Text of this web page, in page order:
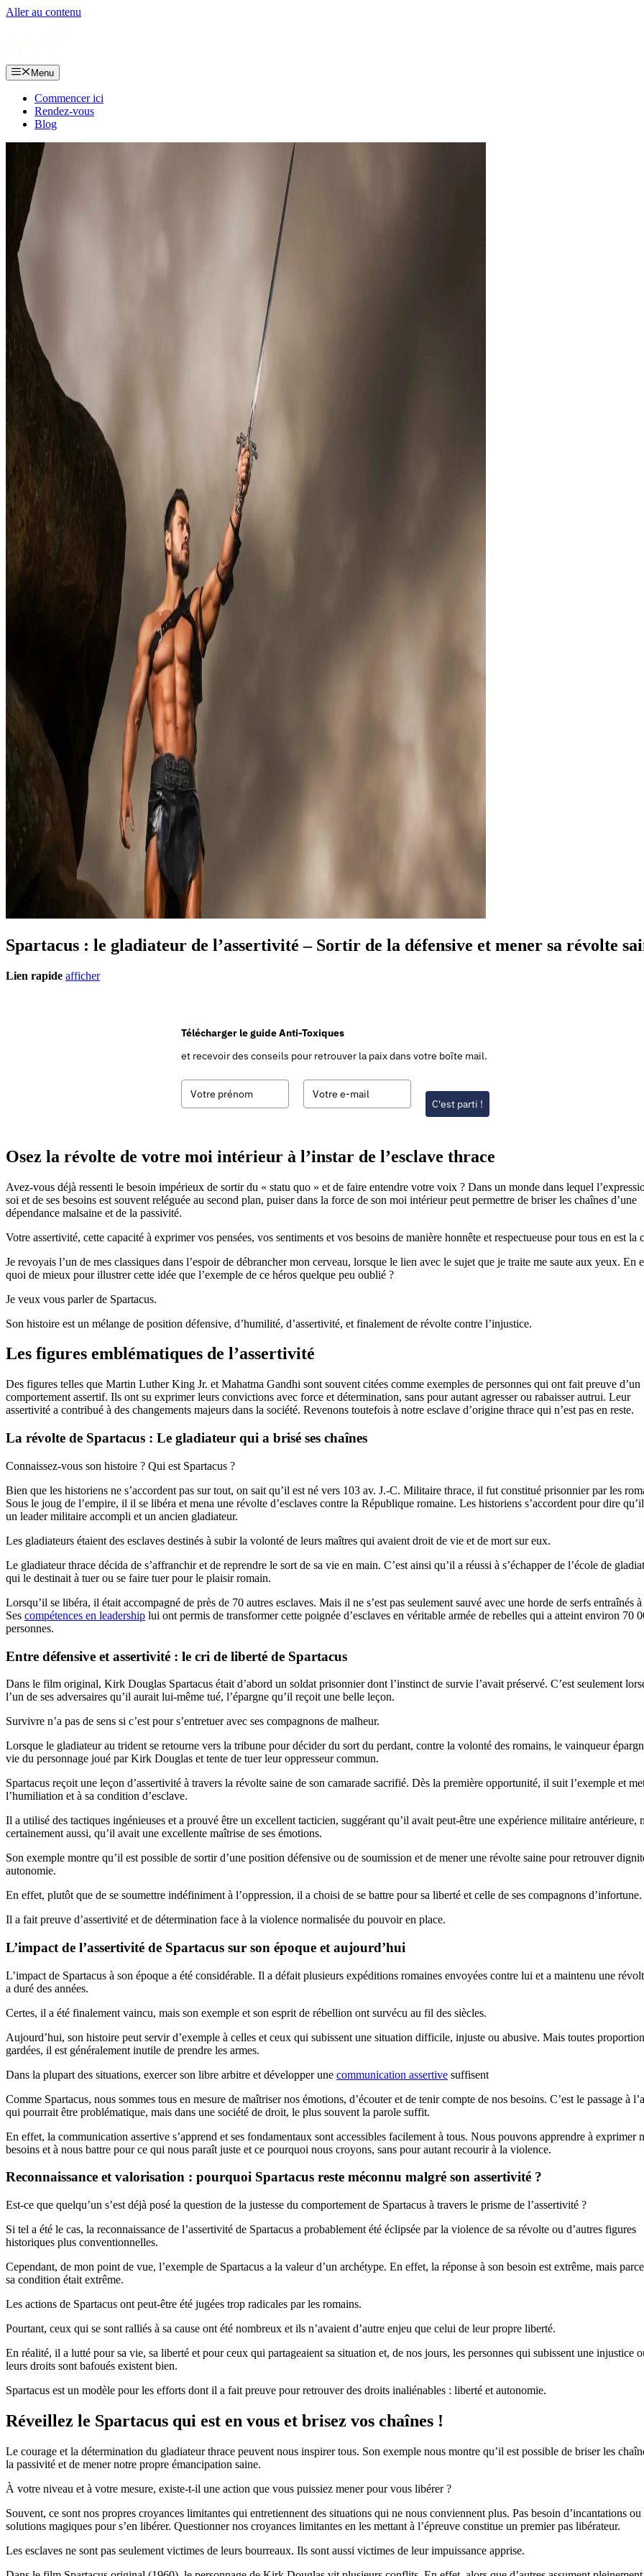
Aller au contenu
Menu
Commencer ici
Rendez-vous
Blog
Spartacus : le gladiateur de l’assertivité – Sortir de la défensive et mener sa révolte
Lien rapide afficher
Télécharger le guide Anti-Toxiques
et recevoir des conseils pour retrouver la paix dans votre boîte mail.
C'est parti !
Osez la révolte de votre moi intérieur à l’instar de l’esclave thrace
Avez-vous déjà ressenti le besoin impérieux de sortir du « statu quo » et de faire entendre votre voix ? Dans un monde dans lequel
soi et de ses besoins est souvent reléguée au second plan, puiser dans la force de son moi intérieur peut permettre de briser les chaînes d’une
dépendance malsaine et de la passivité.
Votre assertivité, cette capacité à exprimer vos pensées, vos sentiments et vos besoins de manière honnête et respectueuse pour tous en est la
Je revoyais l’un de mes classiques dans l’espoir de débrancher mon cerveau, lorsque le lien avec le sujet que je traite me saute aux yeux. En
quoi de mieux pour illustrer cette idée que l’exemple de ce héros quelque peu oublié ?
Je veux vous parler de Spartacus.
Son histoire est un mélange de position défensive, d’humilité, d’assertivité, et finalement de révolte contre l’injustice.
Les figures emblématiques de l’assertivité
Des figures telles que Martin Luther King Jr. et Mahatma Gandhi sont souvent citées comme exemples de personnes qui ont fait preuve d’un
comportement assertif. Ils ont su exprimer leurs convictions avec force et détermination, sans pour autant agresser ou rabaisser autrui. Leur
assertivité a contribué à des changements majeurs dans la société. Revenons toutefois à notre esclave d’origine thrace qui n’est pas en reste.
La révolte de Spartacus : Le gladiateur qui a brisé ses chaînes
Connaissez-vous son histoire ? Qui est Spartacus ?
Bien que les historiens ne s’accordent pas sur tout, on sait qu’il est né vers 103 av. J.-C. Militaire thrace, il fut constitué prisonnier par les
Sous le joug de l’empire, il il se libéra et mena une révolte d’esclaves contre la République romaine. Les historiens s’accordent pour dire
un leader militaire accompli et un ancien gladiateur.
Les gladiateurs étaient des esclaves destinés à subir la volonté de leurs maîtres qui avaient droit de vie et de mort sur eux.
Le gladiateur thrace décida de s’affranchir et de reprendre le sort de sa vie en main. C’est ainsi qu’il a réussi à s’échapper de l’école de
qui le destinait à tuer ou se faire tuer pour le plaisir romain.
Lorsqu’il se libéra, il était accompagné de près de 70 autres esclaves. Mais il ne s’est pas seulement sauvé avec une horde de serfs entraînés à
Ses compétences en leadership lui ont permis de transformer cette poignée d’esclaves en véritable armée de rebelles qui a atteint environ 70
personnes.
Entre défensive et assertivité : le cri de liberté de Spartacus
Dans le film original, Kirk Douglas Spartacus était d’abord un soldat prisonnier dont l’instinct de survie l’avait préservé. C’est seulement
l’un de ses adversaires qu’il aurait lui-même tué, l’épargne qu’il reçoit une belle leçon.
Survivre n’a pas de sens si c’est pour s’entretuer avec ses compagnons de malheur.
Lorsque le gladiateur au trident se retourne vers la tribune pour décider du sort du perdant, contre la volonté des romains, le vainqueur
vie du personnage joué par Kirk Douglas et tente de tuer leur oppresseur commun.
Spartacus reçoit une leçon d’assertivité à travers la révolte saine de son camarade sacrifié. Dès la première opportunité, il suit l’exemple et
l’humiliation et à sa condition d’esclave.
Il a utilisé des tactiques ingénieuses et a prouvé être un excellent tacticien, suggérant qu’il avait peut-être une expérience militaire antérieure,
certainement aussi, qu’il avait une excellente maîtrise de ses émotions.
Son exemple montre qu’il est possible de sortir d’une position défensive ou de soumission et de mener une révolte saine pour retrouver
autonomie.
En effet, plutôt que de se soumettre indéfiniment à l’oppression, il a choisi de se battre pour sa liberté et celle de ses compagnons d’infortune.
Il a fait preuve d’assertivité et de détermination face à la violence normalisée du pouvoir en place.
L’impact de l’assertivité de Spartacus sur son époque et aujourd’hui
L’impact de Spartacus à son époque a été considérable. Il a défait plusieurs expéditions romaines envoyées contre lui et a maintenu une
a duré des années.
Certes, il a été finalement vaincu, mais son exemple et son esprit de rébellion ont survécu au fil des siècles.
Aujourd’hui, son histoire peut servir d’exemple à celles et ceux qui subissent une situation difficile, injuste ou abusive. Mais toutes
gardées, il est généralement inutile de prendre les armes.
Dans la plupart des situations, exercer son libre arbitre et développer une communication assertive suffisent
Comme Spartacus, nous sommes tous en mesure de maîtriser nos émotions, d’écouter et de tenir compte de nos besoins. C’est le passage à
qui pourrait être problématique, mais dans une société de droit, le plus souvent la parole suffit.
En effet, la communication assertive s’apprend et ses fondamentaux sont accessibles facilement à tous. Nous pouvons apprendre à exprimer
besoins et à nous battre pour ce qui nous paraît juste et ce pourquoi nous croyons, sans pour autant recourir à la violence.
Reconnaissance et valorisation : pourquoi Spartacus reste méconnu malgré son assertivité ?
Est-ce que quelqu’un s’est déjà posé la question de la justesse du comportement de Spartacus à travers le prisme de l’assertivité ?
Si tel a été le cas, la reconnaissance de l’assertivité de Spartacus a probablement été éclipsée par la violence de sa révolte ou d’autres figures
historiques plus conventionnelles.
Cependant, de mon point de vue, l’exemple de Spartacus a la valeur d’un archétype. En effet, la réponse à son besoin est extrême, mais
sa condition était extrême.
Les actions de Spartacus ont peut-être été jugées trop radicales par les romains.
Pourtant, ceux qui se sont ralliés à sa cause ont été nombreux et ils n’avaient d’autre enjeu que celui de leur propre liberté.
En réalité, il a lutté pour sa vie, sa liberté et pour ceux qui partageaient sa situation et, de nos jours, les personnes qui subissent une injustice
leurs droits sont bafoués existent bien.
Spartacus est un modèle pour les efforts dont il a fait preuve pour retrouver des droits inaliénables : liberté et autonomie.
Réveillez le Spartacus qui est en vous et brisez vos chaînes !
Le courage et la détermination du gladiateur thrace peuvent nous inspirer tous. Son exemple nous montre qu’il est possible de briser les
la passivité et de mener notre propre émancipation saine.
À votre niveau et à votre mesure, existe-t-il une action que vous puissiez mener pour vous libérer ?
Souvent, ce sont nos propres croyances limitantes qui entretiennent des situations qui ne nous conviennent plus. Pas besoin d’incantations ou
solutions magiques pour s’en libérer. Questionner nos croyances limitantes en les mettant à l’épreuve constitue un premier pas libérateur.
Les esclaves ne sont pas seulement victimes de leurs bourreaux. Ils sont aussi victimes de leur impuissance apprise.